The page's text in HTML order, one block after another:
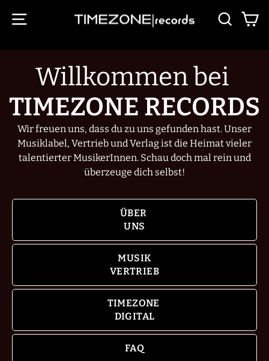
zum
Inhalt
SEITENNAVIGATION TIMEZONE
SUCHE
Willkommen bei
TIMEZONE RECORDS
Wir freuen uns, dass du zu uns gefunden hast. Unser
Musiklabel, Vertrieb und Verlag ist die Heimat vieler
talentierter MusikerInnen. Schau doch mal rein und
überzeuge dich selbst!
ÜBER
UNS
MUSIK
VERTRIEB
TIMEZONE
DIGITAL
FAQ